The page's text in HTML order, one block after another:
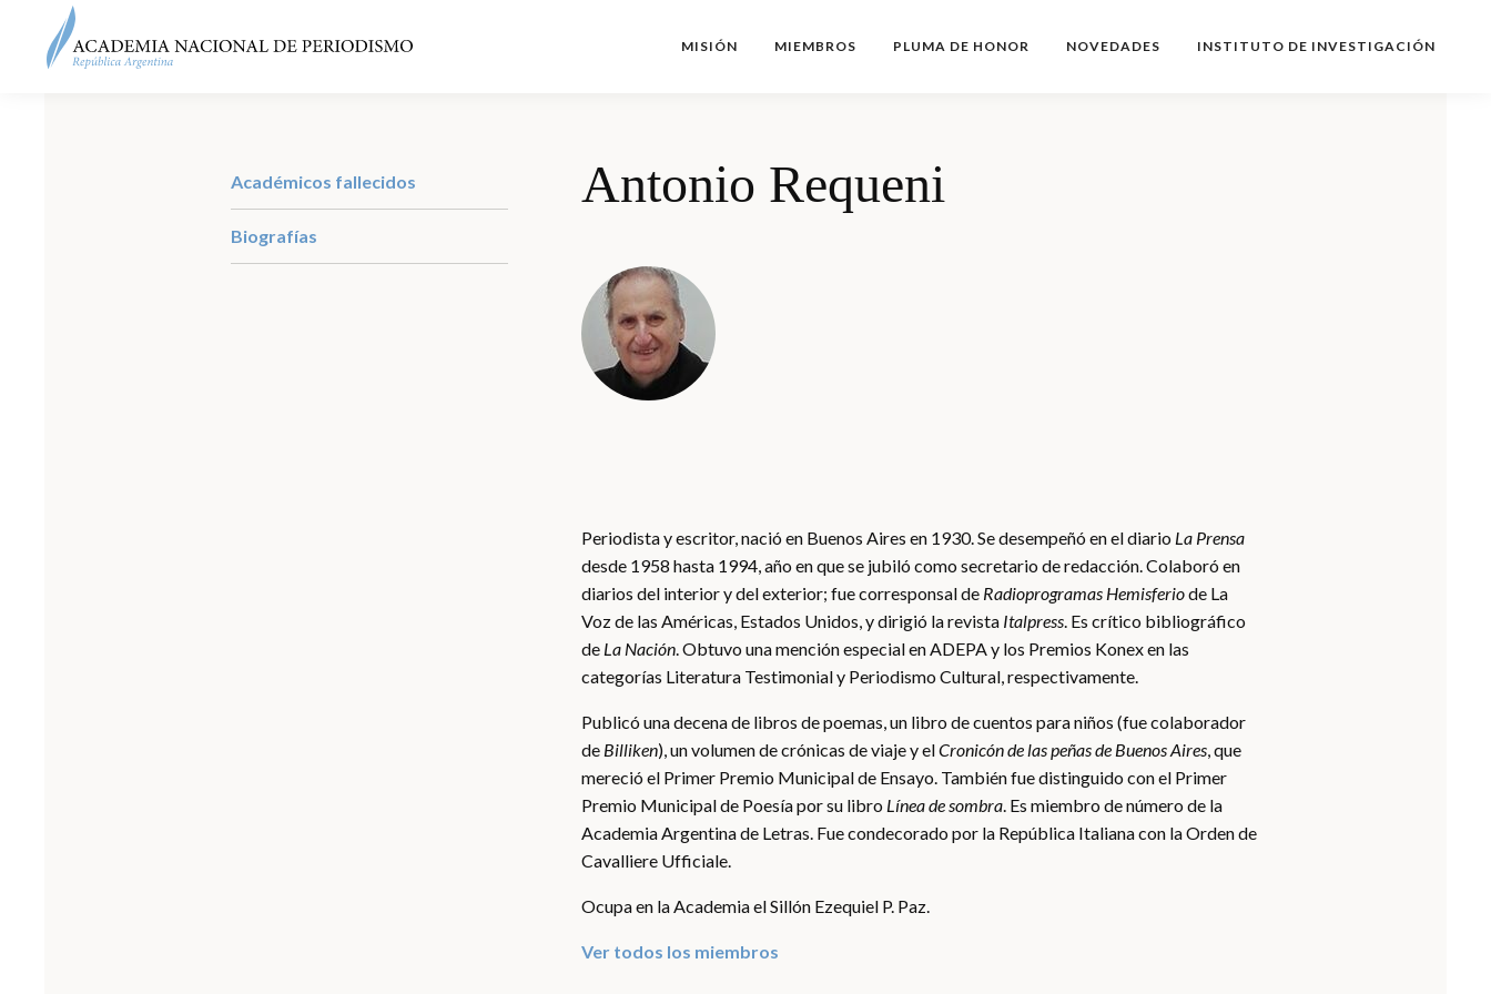
MISIÓN MIEMBROS PLUMA DE HONOR NOVEDADES INSTITUTO DE INVESTIGACIÓN
Antonio Requeni
Periodista y escritor, nació en Buenos Aires en 1930. Se desempeñó en el diario La Prensa
desde 1958 hasta 1994, año en que se jubiló como secretario de redacción. Colaboró en
diarios del interior y del exterior; fue corresponsal de Radioprogramas Hemisferiode La
Voz de las Américas, Estados Unidos, y dirigió la revistaItalpress. Es crítico bibliográfico
de La Nación. Obtuvo una mención especial en ADEPA y los Premios Konex en las
categorías Literatura Testimonial y Periodismo Cultural, respectivamente.
Publicó una decena de libros de poemas, un libro de cuentos para niños (fue colaborador
de Billiken), un volumen de crónicas de viaje y elCronicón de las peñas de Buenos Aires, que
mereció el Primer Premio Municipal de Ensayo. También fue distinguido con el Primer
Premio Municipal de Poesía por su libro Línea de sombra. Es miembro de número de la
Academia Argentina de Letras. Fue condecorado por la República Italiana con la Orden de
Cavalliere Ufficiale.
Ocupa en la Academia el Sillón Ezequiel P. Paz.
Ver todos los miembros
Académicos fallecidos
Biografías